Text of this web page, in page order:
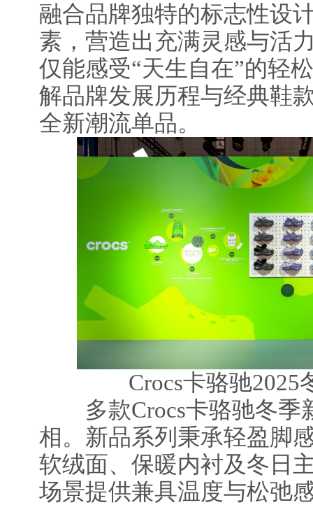
融合品牌独特的标志性设
素，营造出充满灵感与活
仅能感受“天生自在”的轻
解品牌发展历程与经典鞋
全新潮流单品。
Crocs卡骆驰
多款Crocs卡骆驰冬季
相。新品系列秉承轻盈脚
软绒面、保暖内衬及冬日
场景提供兼具温度与松弛